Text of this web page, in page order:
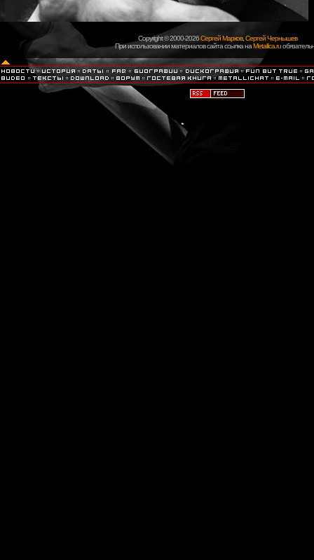
Copyright © 2000-2026Сергей Марков, Сергей Чернышев
При использовании материалов сайта ссылка наMetallica.ru